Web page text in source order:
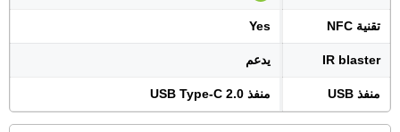
تقنية NFC Yes
IR blaster يدعم
منفذ USB منفذ USB Type-C 2.0